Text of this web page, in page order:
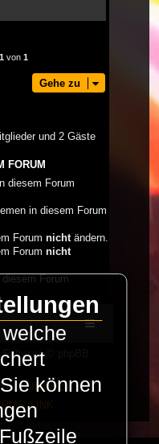
1 von 1
Gehe zu
und 2 Gäste
FORUM
diesem Forum
in diesem Forum
Forum nicht ändern.
Forum nicht
Forum
© phpBB
phpBB.de
können